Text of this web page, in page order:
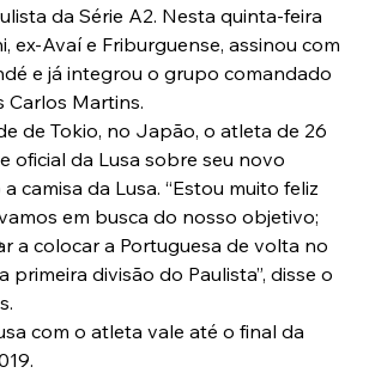
da Série A2. Nesta quinta-feira
ex-Avaí e Friburguense, assinou com
e já integrou o grupo comandado
Carlos Martins.
de Tokio, no Japão, o atleta de 26
oficial da Lusa sobre seu novo
camisa da Lusa. “Estou muito feliz
em busca do nosso objetivo;
a colocar a Portuguesa de volta no
primeira divisão do Paulista”, disse o
com o atleta vale até o final da